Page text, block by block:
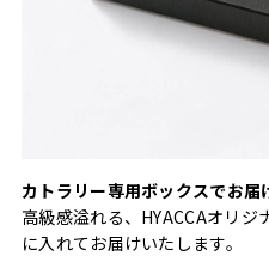
カトラリー専用ボックスでお届
高級感溢れる、HYACCAオリ
に入れてお届けいたします。